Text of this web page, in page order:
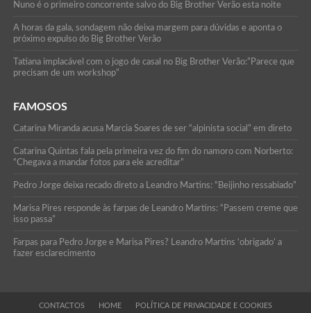
Nuno é o primeiro concorrente salvo do Big Brother Verão esta noite
A horas da gala, sondagem não deixa margem para dúvidas e aponta o
próximo expulso do Big Brother Verão
Tatiana implacável com o jogo de casal no Big Brother Verão:”Parece que
precisam de um workshop”
FAMOSOS
Catarina Miranda acusa Marcia Soares de ser “alpinista social” em direto
Catarina Quintas fala pela primeira vez do fim do namoro com Norberto:
“Chegava a mandar fotos para ele acreditar”
Pedro Jorge deixa recado direto a Leandro Martins: “Beijinho ressabiado”
Marisa Pires responde às farpas de Leandro Martins: “Passem creme que
isso passa”
Farpas para Pedro Jorge e Marisa Pires? Leandro Martins ‘obrigado’ a
fazer esclarecimento
CONTACTOS HOME POLÍTICA DE PRIVACIDADE E COOKIES